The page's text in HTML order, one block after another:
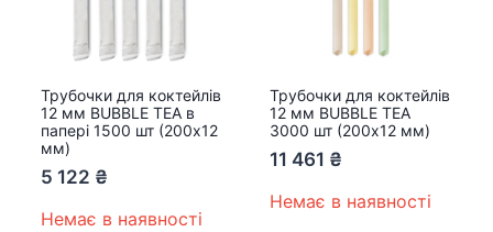
Трубочки для коктейлів
12 мм BUBBLE TEA в
папері 1500 шт (200х12
мм)
5 122 ₴
Немає в наявності
Трубочки для коктейлів
12 мм BUBBLE TEA
3000 шт (200х12 мм)
11 461 ₴
Немає в наявності